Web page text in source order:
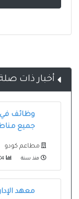
أخبار ذات
وظائف في
جميع
مطاعم كودو
منذ سنة
معهد